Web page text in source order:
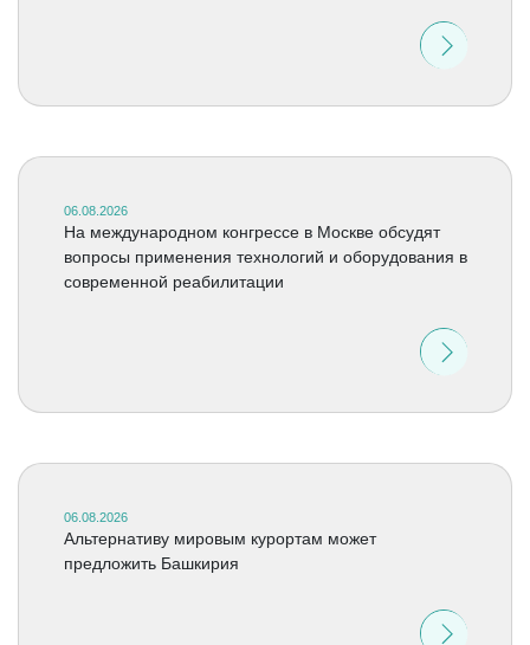
06.08.2026
На международном конгрессе в Москве обсудят
вопросы применения технологий и оборудования в
современной реабилитации
06.08.2026
Альтернативу мировым курортам может
предложить Башкирия